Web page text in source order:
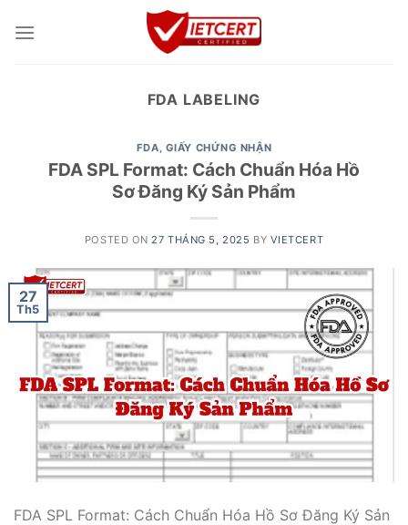
FDA LABELING
FDA, GIẤY CHỨNG NHẬN
FDA SPL Format: Cách Chuẩn Hóa Hồ
Sơ Đăng Ký Sản Phẩm
POSTED ON 27 THÁNG 5, 2025 BY VIETCERT
27
Th5
FDA SPL Format: Cách Chuẩn Hóa Hồ Sơ Đăng Ký Sản